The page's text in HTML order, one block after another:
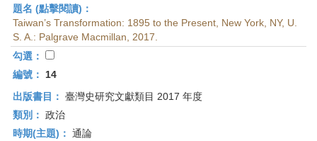
題名 (點擊閱讀)：
Taiwan’s Transformation: 1895 to the Present, New York, NY, U.
S. A.: Palgrave Macmillan, 2017.
勾選：
編號：
14
出版書目： 臺灣史研究文獻類目 2017 年度
類別： 政治
時期(主題)： 通論